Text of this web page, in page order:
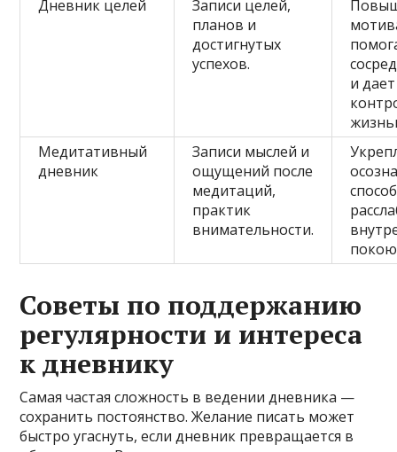
Дневник целей
Записи целей,
планов и
достигнутых
успехов.
и
Медитативный
дневник
Записи мыслей и
ощущений после
медитаций,
практик
внимательности.
Советы по поддержанию
регулярности и интереса
к дневнику
Самая частая сложность в ведении дневника —
сохранить постоянство. Желание писать может
быстро угаснуть, если дневник превращается в